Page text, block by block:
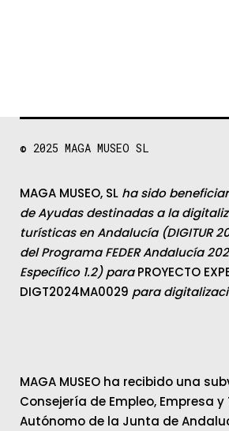
© 2025 MAGA MUSEO SL
MAGA MUSEO, SL ha sido
de Ayudas destinadas a la
turísticas en Andalucía (DIGITUR
del Programa FEDER Andalucía
Específico 1.2) paraPROYECTO
DIGT2024MA0029 para
MAGA MUSEO ha recibido una
Consejería de Empleo, Empresa
Autónomo de la Junta de